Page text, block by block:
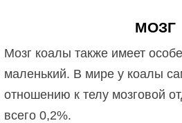
МОЗГ
Мозг коалы также имеет
маленький. В мире у коалы
отношению к телу мозговой
всего 0,2%.